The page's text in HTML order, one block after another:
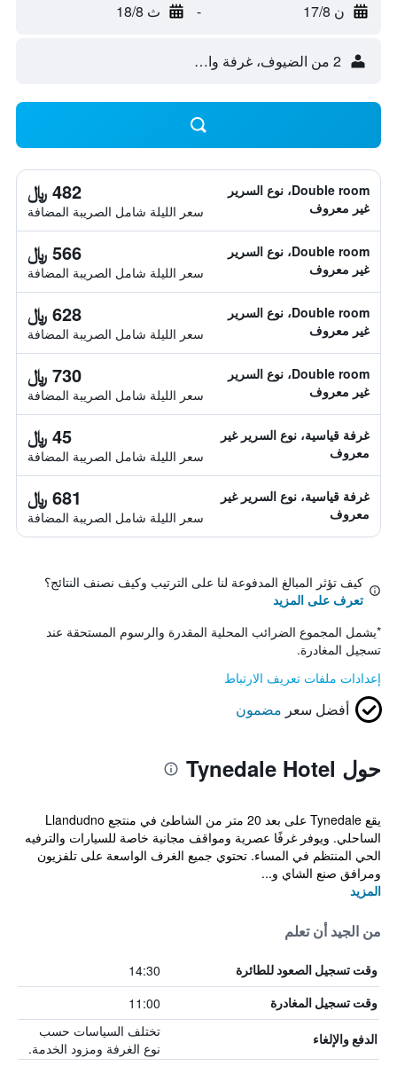
ن 17/8 - ث 18/8
2 من الضيوف، غرفة واحدة
Double room، نوع السرير
غير معروف
482 ﷼
سعر الليلة شامل الصريبة المضافة
Double room، نوع السرير
غير معروف
566 ﷼
سعر الليلة شامل الصريبة المضافة
Double room، نوع السرير
غير معروف
628 ﷼
سعر الليلة شامل الصريبة المضافة
Double room، نوع السرير
غير معروف
730 ﷼
سعر الليلة شامل الصريبة المضافة
غرفة قياسية، نوع السرير غير
معروف
45 ﷼
سعر الليلة شامل الصريبة المضافة
غرفة قياسية، نوع السرير غير
معروف
681 ﷼
سعر الليلة شامل الصريبة المضافة
كيف تؤثر المبالغ المدفوعة لنا على الترتيب وكيف نصنف النتائج؟
تعرف على المزيد
*يشمل المجموع الضرائب المحلية المقدرة والرسوم المستحقة عند
تسجيل المغادرة.
إعدادات ملفات تعريف الارتباط
أفضل سعر مضمون
حول Tynedale Hotel
يقع Tynedale على بعد 20 متر من الشاطئ في منتجع Llandudno
الساحلي. ويوفر غرفًا عصرية ومواقف مجانية خاصة للسيارات والترفيه
الحي المنتظم في المساء. تحتوي جميع الغرف الواسعة على تلفزيون
ومرافق صنع الشاي و...
المزيد
من الجيد أن تعلم
وقت تسجيل الصعود للطائرة 14:30
وقت تسجيل المغادرة 11:00
الدفع والإلغاء
تختلف السياسات حسب
نوع الغرفة ومزود الخدمة.